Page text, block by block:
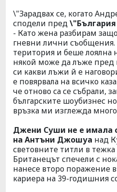
\"Зарадвах се, когато
сподели пред
- Като жена разбирам
гневни лични съобщения.
територия и беше
някой може да лъже пред
си какви лъжи й е
е повярвала на всичко
че отново са се събрали,
българските шоубизнес
връзка ми изглежда
Джени Суши не е имала
на Антъни Джошуа над
световните титли в тежка
Британецът спечели с
нанесе второ поражение
кариера на 39-годишния